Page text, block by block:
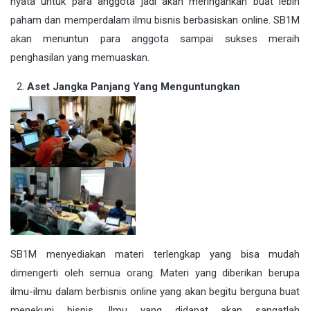
paham dan memperdalam ilmu bisnis berbasiskan online. SB1M
akan menuntun para anggota sampai sukses meraih
penghasilan yang memuaskan.
Aset Jangka Panjang Yang Menguntungkan
SB1M menyediakan materi terlengkap yang bisa mudah
dimengerti oleh semua orang. Materi yang diberikan berupa
ilmu-ilmu dalam berbisnis online yang akan begitu berguna buat